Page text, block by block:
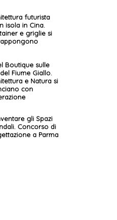
futurista
isola in Cina.
e griglie si
Boutique sulle
Fiume Giallo.
e Natura si
con
gli Spazi
Concorso di
a Parma